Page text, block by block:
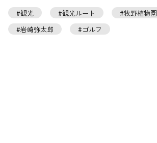
観光 観光ルート 牧野植物園
岩崎弥太郎
ゴルフ